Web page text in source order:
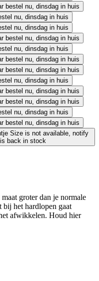
bestel nu, dinsdag in huis
nu, dinsdag in huis
nu, dinsdag in huis
bestel nu, dinsdag in huis
nu, dinsdag in huis
bestel nu, dinsdag in huis
bestel nu, dinsdag in huis
nu, dinsdag in huis
bestel nu, dinsdag in huis
bestel nu, dinsdag in huis
nu, dinsdag in huis
bestel nu, dinsdag in huis
Size is not available, notify
back in stock
groter dan je normale
bij het hardlopen gaat
afwikkelen. Houd hier